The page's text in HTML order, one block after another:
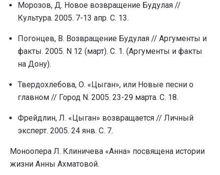
Морозов, Д. Новое возвращение Будулая //
Культура. 2005. 7-13 апр. С. 13.
Погонцев, В. Возвращение Будулая // Аргументы и
факты. 2005. N 12 (март). С. 1. (Аргументы и факты
на Дону).
Твердохлебова, О. «Цыган», или Новые песни о
главном // Город N. 2005. 23-29 марта. С. 18.
Фрейдлин, Л. «Цыган» возвращается // Личный
эксперт. 2005. 24 янв. С. 7.
Моноопера Л. Клиничева «Анна» посвящена истории
жизни Анны Ахматовой.